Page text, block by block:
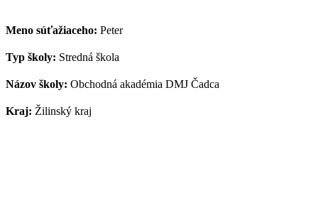
Meno súťažiaceho: Peter
Typ školy: Stredná škola
Názov školy: Obchodná akadémia DMJ Čadca
Kraj: Žilinský kraj